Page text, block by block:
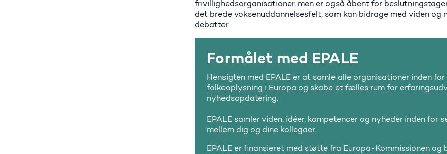
frivillighedsorganisationer, men er også åbent for
det brede voksenuddannelsesfelt, som kan bidrage med viden
debatter.
Formålet med EPALE
Hensigten med EPALE er at samle alle organisationer inden
folkeoplysning i Europa og skabe et fælles rum for
nyhedsopdatering.
EPALE samler viden, idéer, kompetencer og nyheder inden
mellem dig og dine kollegaer.
EPALE er finansieret med støtte fra Europa-Kommissionen og